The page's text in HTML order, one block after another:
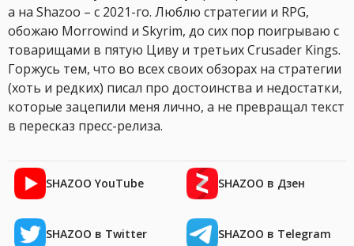
а на Shazoo – с 2021-го. Люблю стратегии и RPG,
обожаю Morrowind и Skyrim, до сих пор поигрываю с
товарищами в пятую Циву и третьих Crusader Kings.
Горжусь тем, что во всех своих обзорах на стратегии
(хоть и редких) писал про достоинства и недостатки,
которые зацепили меня лично, а не превращал текст
в пересказ пресс-релиза.
SHAZOO YouTube SHAZOO в Дзен
SHAZOO в Twitter SHAZOO в Telegram